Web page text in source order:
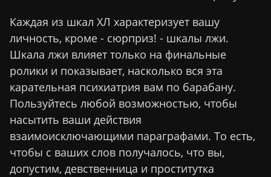
Каждая из шкал ХЛ характеризует вашу
личность, кроме - сюрприз! - шкалы лжи.
Шкала лжи влияет только на финальные
ролики и показывает, насколько вся эта
карательная психиатрия вам по барабану.
Пользуйтесь любой возможностью, чтобы
насытить ваши действия
взаимоисключающими параграфами. То есть,
чтобы с ваших слов получалось, что вы,
допустим, девственница и проститутка